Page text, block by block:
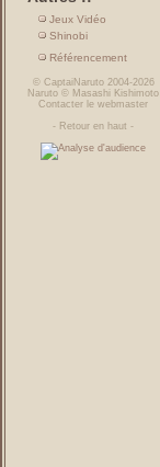
Jeux Vidéo
Shinobi
Référencement
© CaptaiNaruto2004-2026
Naruto © Masashi Kishimoto
Contacter le webmaster
- Retour en haut -